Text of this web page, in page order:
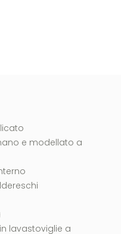
e modellato a
lavastoviglie a